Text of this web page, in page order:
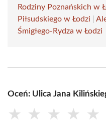
Rodziny Poznańskich w
Piłsudskiego w Łodzi
Śmigłego-Rydza w Łodzi
Oceń: Ulica Jana
★ ★ ★ ★ ★